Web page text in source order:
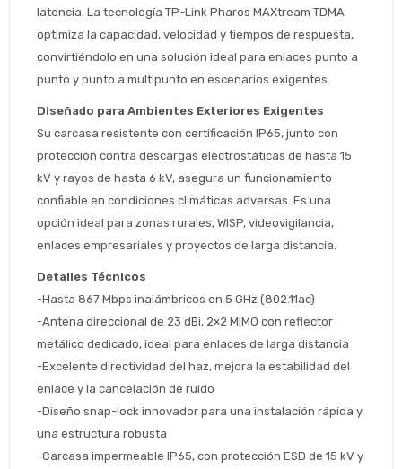
latencia. La tecnología TP-Link Pharos MAXtream TDMA
optimiza la capacidad, velocidad y tiempos de respuesta,
convirtiéndolo en una solución ideal para enlaces punto a
punto y punto a multipunto en escenarios exigentes.
Diseñado para Ambientes Exteriores Exigentes
Su carcasa resistente con certificación IP65, junto con
protección contra descargas electrostáticas de hasta 15
kV y rayos de hasta 6 kV, asegura un funcionamiento
confiable en condiciones climáticas adversas. Es una
opción ideal para zonas rurales, WISP, videovigilancia,
enlaces empresariales y proyectos de larga distancia.
Detalles Técnicos
-Hasta 867 Mbps inalámbricos en 5 GHz (802.11ac)
-Antena direccional de 23 dBi, 2×2 MIMO con reflector
metálico dedicado, ideal para enlaces de larga distancia
-Excelente directividad del haz, mejora la estabilidad del
enlace y la cancelación de ruido
-Diseño snap-lock innovador para una instalación rápida y
una estructura robusta
-Carcasa impermeable IP65, con protección ESD de 15 kV y
Comprá ahora y Pagá
cuotas y sin tocar tu
tarjeta de crédito
Celular
Fecha de nacimiento
Volver al inicio
Estimado/a
Después.
que prefieras!
Elegí tus productos preferidos
Seleccioná Pago Después como metodo
de pago
Ups!
Parece que no tenes oferta, lamentamos
contactanos en
preguntas@pagodespues.com.uy
¡Algo salió mal!
Por favor intenta nuevamente mas tarde.